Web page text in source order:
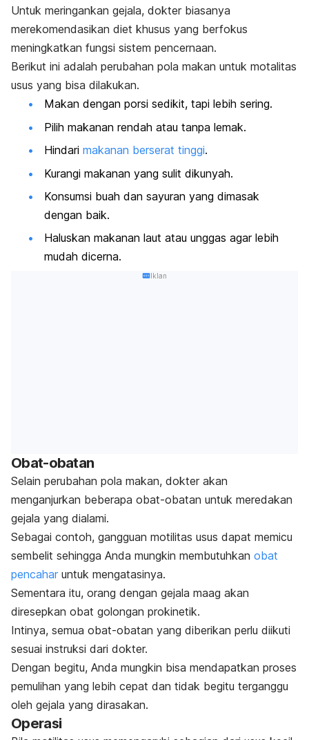
Untuk meringankan gejala, dokter biasanya
merekomendasikan diet khusus yang berfokus
meningkatkan fungsi sistem pencernaan.
Berikut ini adalah perubahan pola makan untuk motalitas
usus yang bisa dilakukan.
Makan dengan porsi sedikit, tapi lebih sering.
Pilih makanan rendah atau tanpa lemak.
Hindari makanan berserat tinggi.
Kurangi makanan yang sulit dikunyah.
Konsumsi buah dan sayuran yang dimasak
dengan baik.
Haluskan makanan laut atau unggas agar lebih
mudah dicerna.
Iklan
Obat-obatan
Selain perubahan pola makan, dokter akan
menganjurkan beberapa obat-obatan untuk meredakan
gejala yang dialami.
Sebagai contoh, gangguan motilitas usus dapat memicu
sembelit sehingga Anda mungkin membutuhkan obat
pencahar untuk mengatasinya.
Sementara itu, orang dengan gejala maag akan
diresepkan obat golongan prokinetik.
Intinya, semua obat-obatan yang diberikan perlu diikuti
sesuai instruksi dari dokter.
Dengan begitu, Anda mungkin bisa mendapatkan proses
pemulihan yang lebih cepat dan tidak begitu terganggu
oleh gejala yang dirasakan.
Operasi